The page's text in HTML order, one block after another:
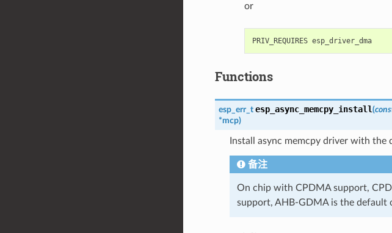
or
PRIV_REQUIRES esp_driver_dma
Functions
esp_err_t esp_async_memcpy_install(
*mcp)
Install async memcpy driver with the
备注
On chip with CPDMA support,
support, AHB-GDMA is the default